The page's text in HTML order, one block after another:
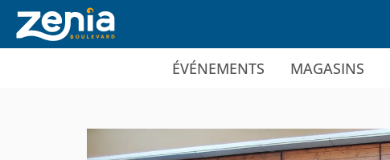
Ir al contenido principal
ÉVÉNEMENTS MAGASINS